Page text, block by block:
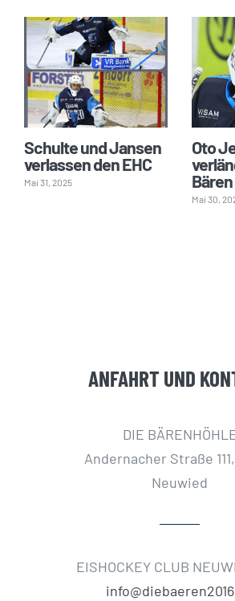
Schulte und Jansen
verlassen den EHC
Mai 31, 2025
Oto
Bären
Mai 30,
ANFAHRT UND
DIE
Andernacher Straße
Neuwied
EISHOCKEY CLUB